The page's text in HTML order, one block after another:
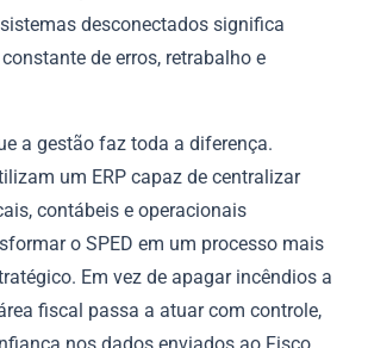
desconectados significa
de erros, retrabalho e
a gestão faz toda a diferença.
um ERP capaz de centralizar
contábeis e operacionais
o SPED em um processo mais
Em vez de apagar incêndios a
fiscal passa a atuar com controle,